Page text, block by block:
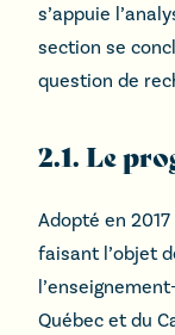
s’appuie
section se
question de
2.1. Le
Adopté en 2017
faisant l’objet
Québec et du